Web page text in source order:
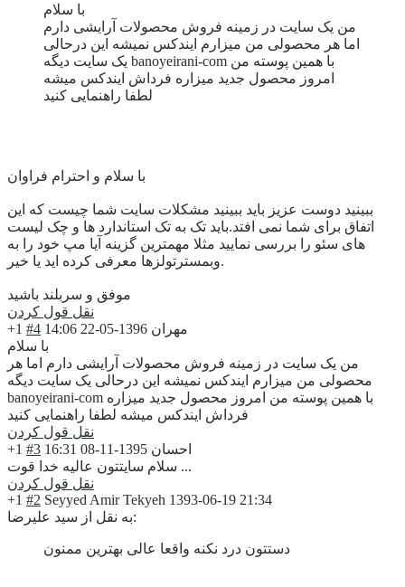
با سلام
من یک سایت در زمینه فروش محصولات آرایشی دارم
اما هر محصولی من میزارم ایندکس نمیشه این درحالی
یک سایت دیگه banoyeirani-com با همین پوسته من
امروز محصول جدید میزاره فرداش ایندکس میشه
لطفا راهنمایی کنید
با سلام و احترام فراوان
ببینید دوست عزیز باید ببینید مشکلات سایت شما چیست که این
اتفاق برای شما نمی افتد.باید تک به تک استاندارد ها و چک لیست
های سئو را بررسی نمایید مثلا مهمترین گزینه آیا مپ خود را به
وبمسترتولزها معرفی کرده اید یا خیر.
موفق و سربلند باشید
نقل قول کردن
+1 #4 مهران 1396-05-22 14:06
با سلام
من یک سایت در زمینه فروش محصولات آرایشی دارم اما هر
محصولی من میزارم ایندکس نمیشه این درحالی یک سایت دیگه
banoyeirani-com با همین پوسته من امروز محصول جدید میزاره
فرداش ایندکس میشه لطفا راهنمایی کنید
نقل قول کردن
+1 #3 احسان 1395-11-08 16:31
سلام سایتتون عالیه خدا قوت ...
نقل قول کردن
+1 #2 Seyyed Amir Tekyeh 1393-06-19 21:34
به نقل از سید علیرضا:
دستتون درد نکنه واقعا عالی بهترین ممنون